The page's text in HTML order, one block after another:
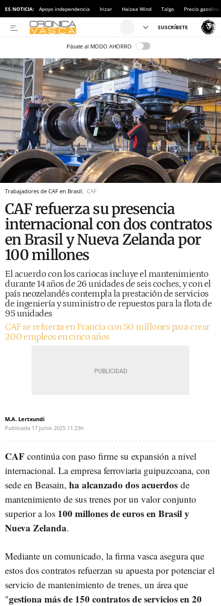
ES NOTICIA: Apoyo independencia Irizar Haizea Wind Talgo Precio gasolina
Pásate al MODO AHORRO
Trabajadores de CAF en Brasil. CAF
CAF refuerza su presencia
internacional con dos contratos
en Brasil y Nueva Zelanda por
100 millones
El acuerdo con los cariocas incluye el mantenimiento
durante 14 años de 26 unidades de seis coches, y con el
país neozelandés contempla la prestación de servicios
de ingeniería y suministro de repuestos para la flota de
95 unidades
CAF se refuerza en Francia con 50 millones para crear
200 empleos en cinco años
M.A. Lertxundi
Publicada 17 junio 2025 11:23h
CAF continúa con paso firme su expansión a nivel
internacional. La empresa ferroviaria guipuzcoana, con
sede en Beasain, ha alcanzado dos acuerdos de
mantenimiento de sus trenes por un valor conjunto
superior a los 100 millones de euros en Brasil y
Nueva Zelanda.
Mediante un comunicado, la firma vasca asegura que
estos dos contratos refuerzan su apuesta por potenciar el
servicio de mantenimiento de trenes, un área que
"gestiona más de 150 contratos de servicios en 20